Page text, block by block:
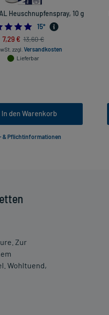
Zur
Wohltuend,
Heuschnupfenspray, 10 g
5.0
15*
7,29 € 13,60 €
zzgl. Versandkosten
Lieferbar
In den Warenkorb
& Pflichtinformationen